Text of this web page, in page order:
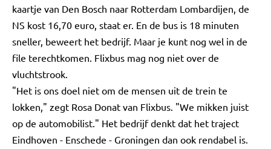
kaartje van Den Bosch naar Rotterdam Lombardijen, de
NS kost 16,70 euro, staat er. En de bus is 18 minuten
sneller, beweert het bedrijf. Maar je kunt nog wel in de
file terechtkomen. Flixbus mag nog niet over de
vluchtstrook.
"Het is ons doel niet om de mensen uit de trein te
lokken," zegt Rosa Donat van Flixbus. "We mikken juist
op de automobilist." Het bedrijf denkt dat het traject
Eindhoven - Enschede - Groningen dan ook rendabel is.